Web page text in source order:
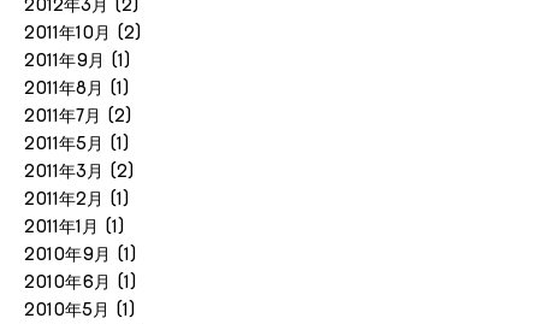
2012年3月 (2)
2011年10月 (2)
2011年9月 (1)
2011年8月 (1)
2011年7月 (2)
2011年5月 (1)
2011年3月 (2)
2011年2月 (1)
2011年1月 (1)
2010年9月 (1)
2010年6月 (1)
2010年5月 (1)